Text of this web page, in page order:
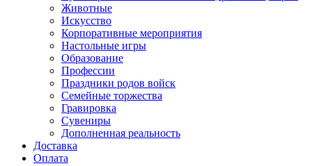
Животные
Искусство
Корпоративные мероприятия
Настольные игры
Образование
Профессии
Праздники родов войск
Семейные торжества
Гравировка
Сувениры
Дополненная реальность
Доставка
Оплата